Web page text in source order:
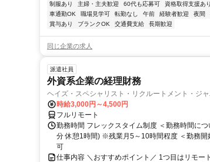
制服あり 主婦・主夫歓迎 60代も応募可 資格取得支援あり
車通勤OK
職場見学可 転勤なし 午前 経験者歓迎 夜間
賞与あり
ブランクOK 交通費支給 長期歓迎
同じ企業の求人
派遣社員
外資系企業の経理財務
ヘイズ・スペシャリスト・リクルートメント・ジ
時給3,000円～4,500円
フルリモート
勤務時間 フレックスタイム制度 ＜勤務時間に
分 休憩1時間) ※残業月5～10時間程度 ＜勤務
可
仕事内容 ＼おすすめポイント／ 1つ目はリモー